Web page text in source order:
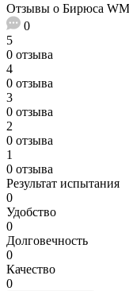
Отзывы о Бирюса
0
5
0 отзыва
4
0 отзыва
3
0 отзыва
2
0 отзыва
1
0 отзыва
Результат испытания
0
Удобство
0
Долговечность
0
Качество
0